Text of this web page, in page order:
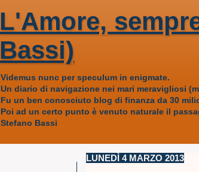
L'Amore,
Bassi)
Videmus nunc per speculum in enigmate.
Un diario di navigazione nei mari meravigliosi
Fu un ben conosciuto blog di finanza da 30
Poi ad un certo punto è venuto naturale il
Stefano Bassi
LUNEDÌ 4 MARZO 2013